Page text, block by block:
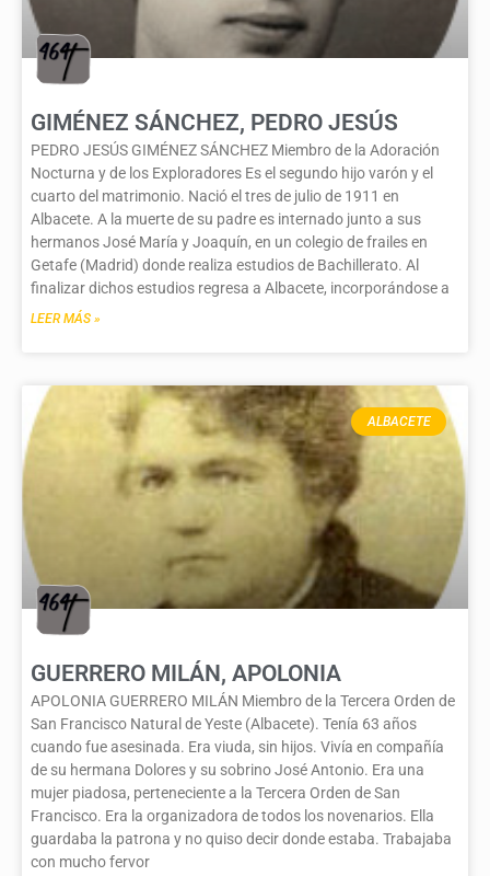
GIMÉNEZ SÁNCHEZ, PEDRO JESÚS
PEDRO JESÚS GIMÉNEZ SÁNCHEZ Miembro de la Adoración
Nocturna y de los Exploradores Es el segundo hijo varón y el
cuarto del matrimonio. Nació el tres de julio de 1911 en
Albacete. A la muerte de su padre es internado junto a sus
hermanos José María y Joaquín, en un colegio de frailes en
Getafe (Madrid) donde realiza estudios de Bachillerato. Al
finalizar dichos estudios regresa a Albacete, incorporándose a
LEER MÁS »
ALBACETE
GUERRERO MILÁN, APOLONIA
APOLONIA GUERRERO MILÁN Miembro de la Tercera Orden de
San Francisco Natural de Yeste (Albacete). Tenía 63 años
cuando fue asesinada. Era viuda, sin hijos. Vivía en compañía
de su hermana Dolores y su sobrino José Antonio. Era una
mujer piadosa, perteneciente a la Tercera Orden de San
Francisco. Era la organizadora de todos los novenarios. Ella
guardaba la patrona y no quiso decir donde estaba. Trabajaba
con mucho fervor